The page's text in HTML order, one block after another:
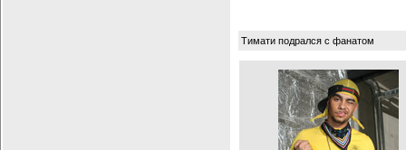
Тимати подрался с фанатом